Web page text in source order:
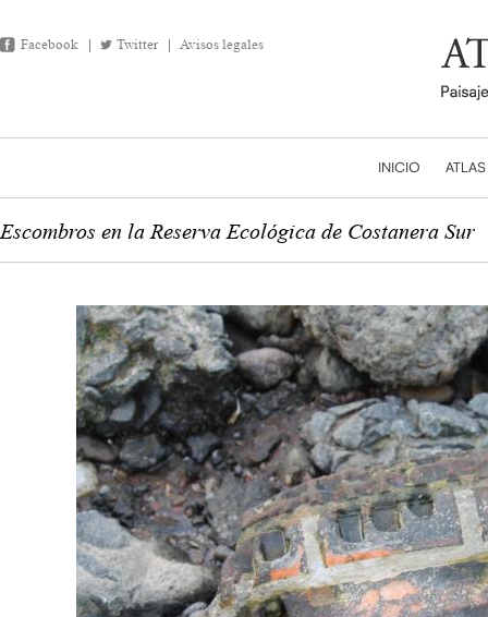
Facebook Twitter Avisos legales
INICIO ATLAS
Escombros en la Reserva Ecológica de Costanera Sur